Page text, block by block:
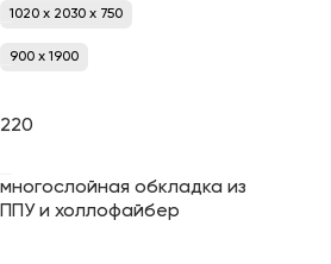
1020 x 2030 x 750
900 х 1900
220
многослойная обкладка из
ППУ и холлофайбер